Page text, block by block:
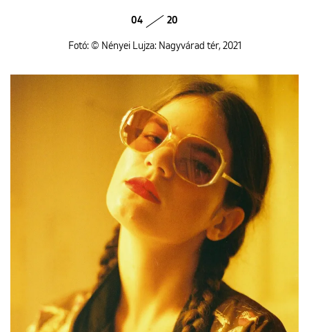
04 20
Fotó: © Nényei Lujza: Nagyvárad tér, 2021